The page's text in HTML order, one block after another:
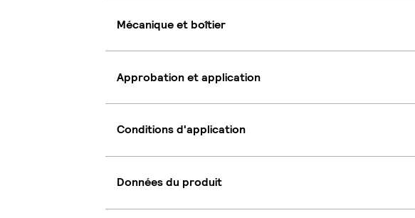
Mécanique et boîtier
Approbation et application
Conditions d'application
Données du produit